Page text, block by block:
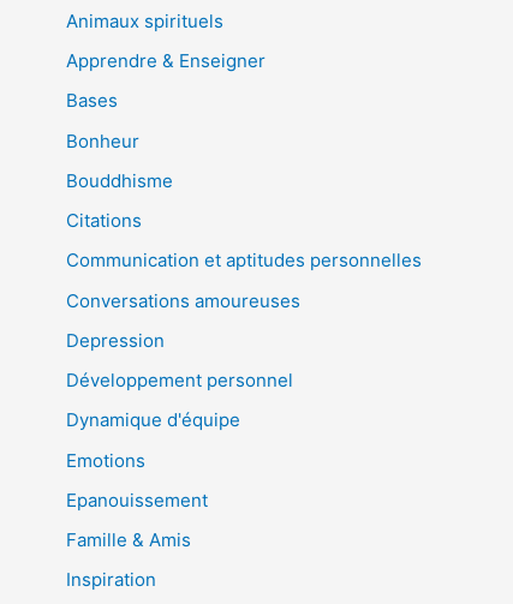
Animaux spirituels
Apprendre & Enseigner
Bases
Bonheur
Bouddhisme
Citations
Communication et aptitudes personnelles
Conversations amoureuses
Depression
Développement personnel
Dynamique d'équipe
Emotions
Epanouissement
Famille & Amis
Inspiration